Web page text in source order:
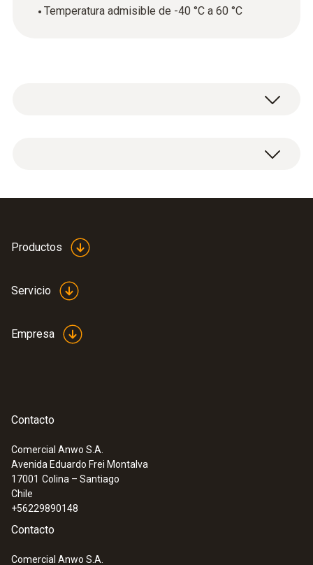
Temperatura admisible de -40 °C a 60 °C
:0572 2034
testo Saveris 2-H1 - Registrador de
datos WiFi con pantalla y sonda de
Productos
Servicio
Empresa
Contacto
Comercial Anwo S.A.
Avenida Eduardo Frei Montalva
17001 Colina – Santiago
Chile
+56229890148
Contacto
Comercial Anwo S.A.